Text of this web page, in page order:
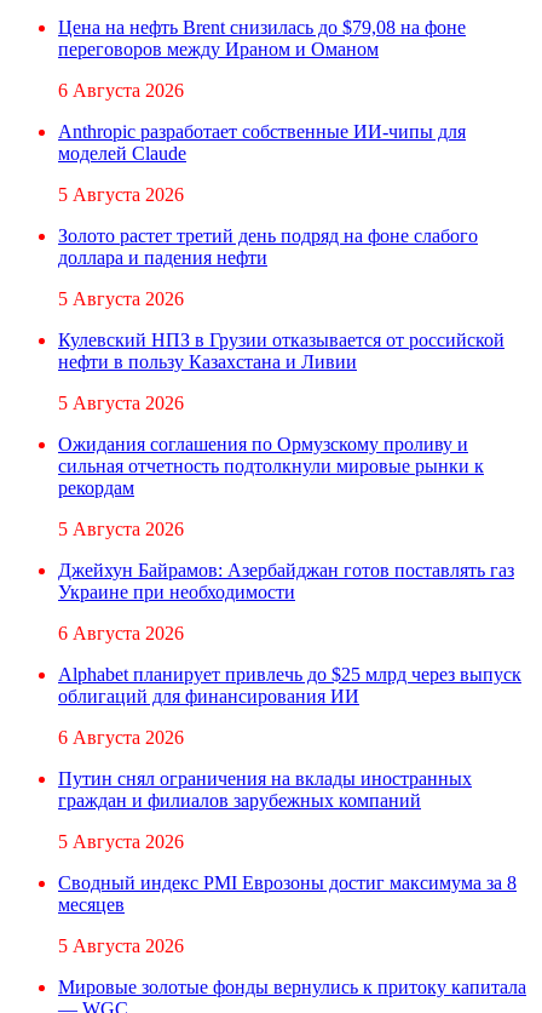
Цена на нефть Brent снизилась до $79,08 на фоне
переговоров между Ираном и Оманом
6 Августа 2026
Anthropic разработает собственные ИИ-чипы для
моделей Claude
5 Августа 2026
Золото растет третий день подряд на фоне слабого
доллара и падения нефти
5 Августа 2026
Кулевский НПЗ в Грузии отказывается от российской
нефти в пользу Казахстана и Ливии
5 Августа 2026
Ожидания соглашения по Ормузскому проливу и
сильная отчетность подтолкнули мировые рынки к
рекордам
5 Августа 2026
Джейхун Байрамов: Азербайджан готов поставлять газ
Украине при необходимости
6 Августа 2026
Alphabet планирует привлечь до $25 млрд через выпуск
облигаций для финансирования ИИ
6 Августа 2026
Путин снял ограничения на вклады иностранных
граждан и филиалов зарубежных компаний
5 Августа 2026
Сводный индекс PMI Еврозоны достиг максимума за 8
месяцев
5 Августа 2026
Мировые золотые фонды вернулись к притоку капитала
— WGC